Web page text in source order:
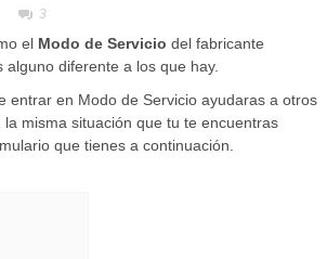
3
el Modo de Servicio del fabricante
alguno diferente a los que hay.
entrar en Modo de Servicio ayudaras a otros
misma situación que tu te encuentras
que tienes a continuación.